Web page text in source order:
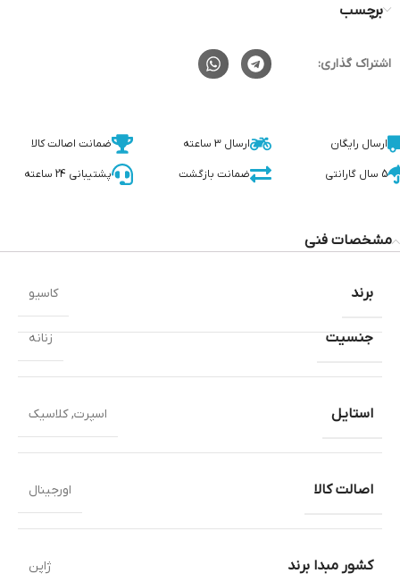
برچسب
اشتراک گذاری:
ارسال رایگان ارسال 3 ساعته ضمانت اصالت کالا
5 سال گارانتی ضمانت بازگشت پشتیبانی 24 ساعته
مشخصات فنی
جنسیت زنانه
استایل اسپرت,کلاسیک
اصالت کالا اورجینال
کشور مبدا برند ژاپن
برند کاسیو